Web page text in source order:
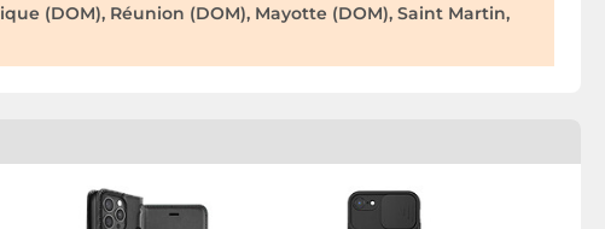
(DOM), Réunion (DOM), Mayotte (DOM), Saint Martin,